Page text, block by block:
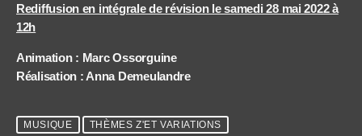
Rediffusion en intégrale de révision le samedi 28 mai 2022 à
12h
Animation : Marc Ossorguine
Réalisation : Anna Demeulandre
MUSIQUE THÈMES Z'ET VARIATIONS